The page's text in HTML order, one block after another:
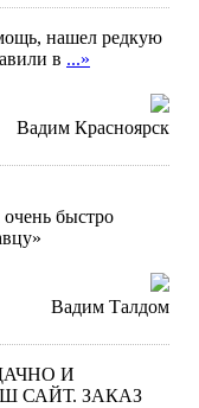
нашел редкую
в ...»
Вадим Красноярск
быстро
Вадим Талдом
И
САЙТ. ЗАКАЗ